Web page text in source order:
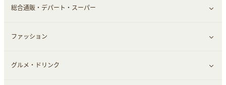
総合通販・デパート・スーパー
すべて見る
総合通販
ファッション
すべて見る
グルメ・ドリンク